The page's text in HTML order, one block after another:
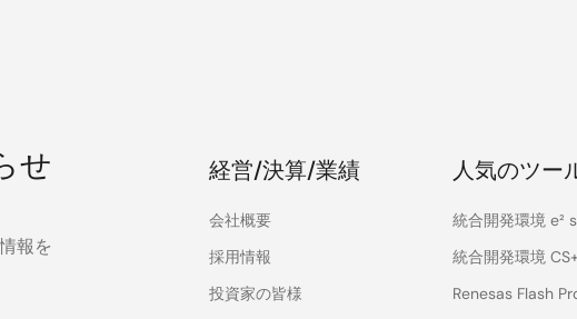
せ
報を
経営/決算/業績
会社概要
採用情報
投資家の皆様
人気のツー
統合開発環境 e²
統合開発環境 CS+
Renesas Flash